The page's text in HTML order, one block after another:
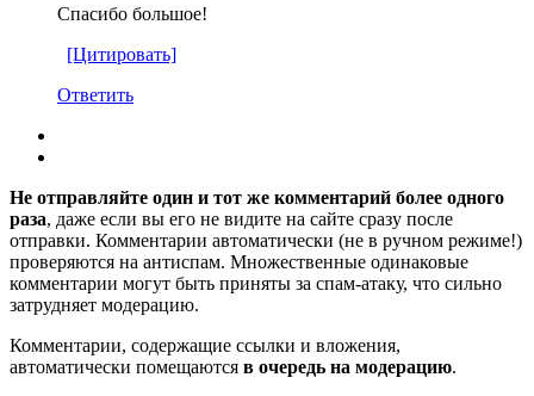
Спасибо большое!
[Цитировать]
Ответить
Не отправляйте один и тот же комментарий более одного
раза, даже если вы его не видите на сайте сразу после
отправки. Комментарии автоматически (не в ручном режиме!)
проверяются на антиспам. Множественные одинаковые
комментарии могут быть приняты за спам-атаку, что сильно
затрудняет модерацию.
Комментарии, содержащие ссылки и вложения,
автоматически помещаются в очередь на модерацию.